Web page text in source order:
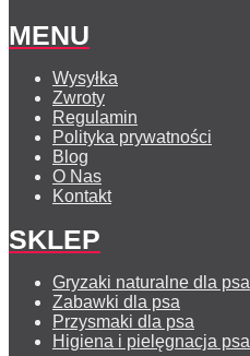
MENU
Wysyłka
Zwroty
Regulamin
Polityka prywatności
Blog
O Nas
Kontakt
SKLEP
Gryzaki naturalne dla psa
Zabawki dla psa
Przysmaki dla psa
Higiena i pielęgnacja psa